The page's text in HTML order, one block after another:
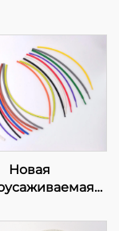
Новая
K-102, гибкая